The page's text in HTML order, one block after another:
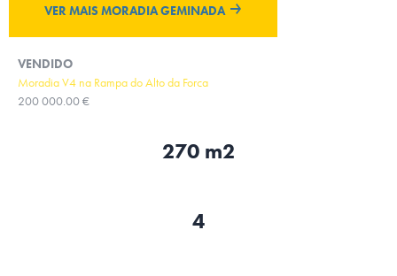
VER MAIS MORADIA GEMINADA
VENDIDO
Moradia V4 na Rampa do Alto da Forca
200 000.00 €
270 m2
4